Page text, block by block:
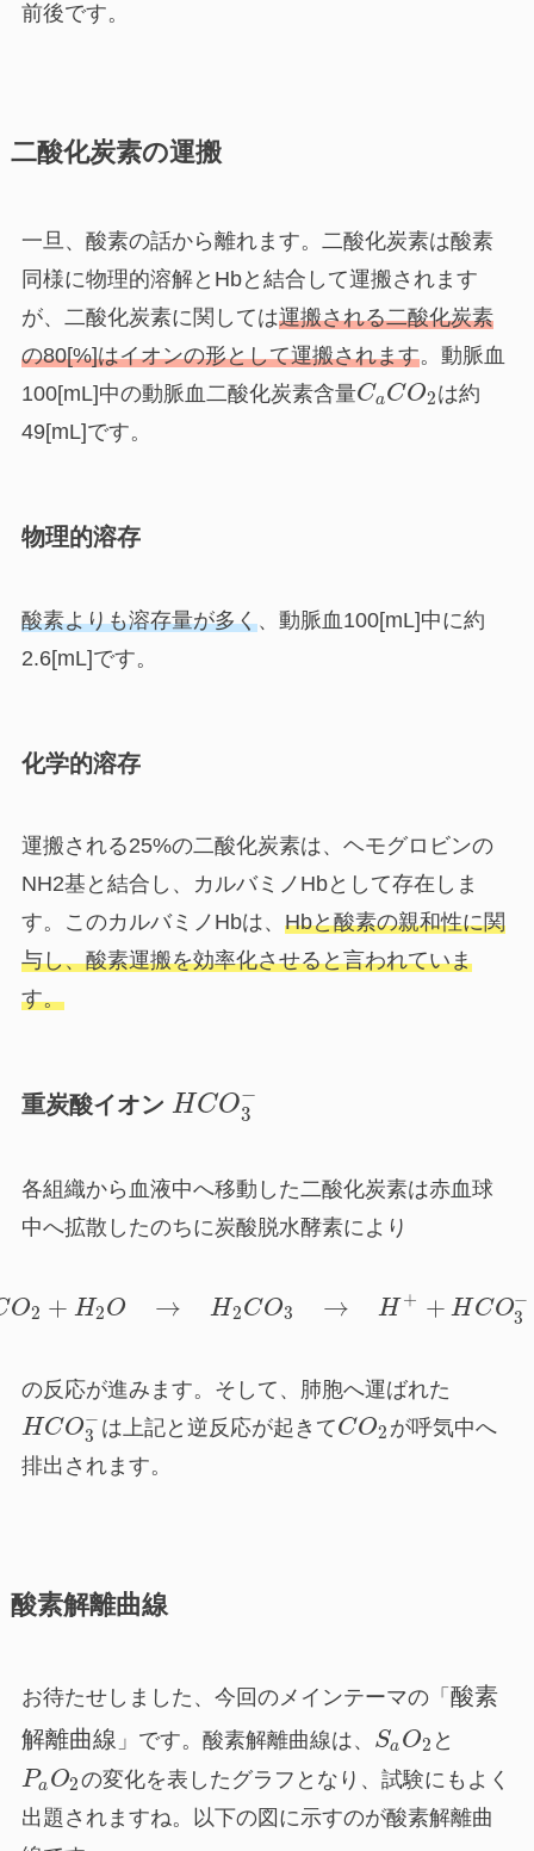
前後です。
二酸化炭素の運搬
一旦、酸素の話から離れます。二酸化炭素は酸素
同様に物理的溶解とHbと結合して運搬されます
が、二酸化炭素に関しては運搬される二酸化炭素
の80[%]はイオンの形として運搬されます。動脈血
100[mL]中の動脈血二酸化炭素含量CaCO2は約
49[mL]です。
物理的溶存
酸素よりも溶存量が多く、動脈血100[mL]中に約
2.6[mL]です。
化学的溶存
運搬される25%の二酸化炭素は、ヘモグロビンの
NH2基と結合し、
カルバミノHbとして存在しま
す。このカルバミノHbは、 Hbと酸素の親和性に関
与し、酸素運搬を効率化させると言われていま
す。
重炭酸イオン HCO−
3
各組織から血液中へ移動した二酸化炭素は赤血球
中へ拡散したのちに炭酸脱水酵素により
O2 + H2O → H2CO3 → H + + HCO−
3
の反応が進みます。そして、肺胞へ運ばれた
HCO−
3 は上記と逆反応が起きてCO2 が呼気中へ
排出されます。
酸素解離曲線
お待たせしました、今回のメインテーマの「 酸素
解離曲線 」です。酸素解離曲線は、 Sa O2 と
Pa O2の変化を表したグラフとなり、試験にもよく
出題されますね。以下の図に示すのが酸素解離曲